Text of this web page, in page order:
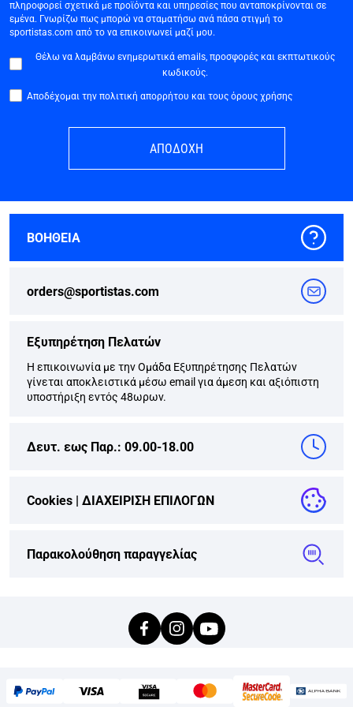
πληροφορεί σχετικά με προϊόντα και υπηρεσίες που ανταποκρίνονται σε
εμένα. Γνωρίζω πως μπορώ να σταματήσω ανά πάσα στιγμή το
sportistas.com από το να επικοινωνεί μαζί μου.
Θέλω να λαμβάνω ενημερωτικά emails, προσφορές και εκπτωτικούς
κωδικούς.
Αποδέχομαι την πολιτική απορρήτου και τους όρους χρήσης
ΑΠΟΔΟΧΗ
ΒΟΗΘΕΙΑ
orders@sportistas.com
Εξυπηρέτηση Πελατών
Η επικοινωνία με την Ομάδα Εξυπηρέτησης Πελατών
γίνεται αποκλειστικά μέσω email για άμεση και αξιόπιστη
υποστήριξη εντός 48ωρων.
Δευτ. εως Παρ.: 09.00-18.00
Cookies | ΔΙΑΧΕΙΡΙΣΗ ΕΠΙΛΟΓΩΝ
Παρακολούθηση παραγγελίας